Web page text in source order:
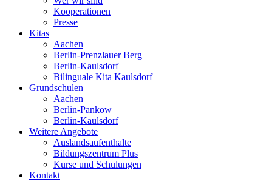
Kooperationen
Presse
Kitas
Aachen
Berlin-Prenzlauer Berg
Berlin-Kaulsdorf
Bilinguale Kita Kaulsdorf
Grundschulen
Aachen
Berlin-Pankow
Berlin-Kaulsdorf
Weitere Angebote
Auslandsaufenthalte
Bildungszentrum Plus
Kurse und Schulungen
Kontakt